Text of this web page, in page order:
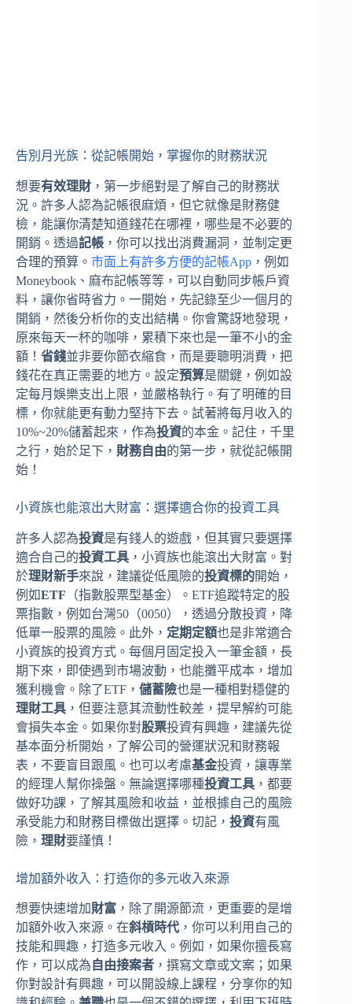
告別月光族：從記帳開始，掌握你的財務狀況
想要有效理財 ，第一步絕對是了解自己的財務狀
況。許多人認為記帳很麻煩，但它就像是財務健
檢，能讓你清楚知道錢花在哪裡，哪些是不必要的
開銷。透過記帳 ，你可以找出消費漏洞，並制定更
合理的預算。 市面上有許多方便的記帳App ，例如
Moneybook、麻布記帳等等，可以自動同步帳戶資
料，讓你省時省力。一開始，先記錄至少一個月的
開銷，然後分析你的支出結構。你會驚訝地發現，
原來每天一杯的咖啡，累積下來也是一筆不小的金
額！ 省錢並非要你節衣縮食，而是要聰明消費，把
錢花在真正需要的地方。設定預算是關鍵，例如設
定每月娛樂支出上限，並嚴格執行。有了明確的目
標，你就能更有動力堅持下去。試著將每月收入的
10%~20%儲蓄起來，作為投資的本金。記住，千里
之行，始於足下， 財務自由的第一步，就從記帳開
始！
小資族也能滾出大財富：選擇適合你的投資工具
許多人認為投資是有錢人的遊戲，但其實只要選擇
適合自己的投資工具 ，小資族也能滾出大財富。對
於理財新手來說，建議從低風險的投資標的開始，
例如ETF （指數股票型基金）。ETF追蹤特定的股
票指數，例如台灣50（0050），透過分散投資，降
低單一股票的風險。此外， 定期定額也是非常適合
小資族的投資方式。每個月固定投入一筆金額，長
期下來，即使遇到市場波動，也能攤平成本，增加
獲利機會。除了ETF， 儲蓄險也是一種相對穩健的
理財工具 ，但要注意其流動性較差，提早解約可能
會損失本金。如果你對股票投資有興趣，建議先從
基本面分析開始，了解公司的營運狀況和財務報
表，不要盲目跟風。也可以考慮基金投資，讓專業
的經理人幫你操盤。無論選擇哪種投資工具 ，都要
做好功課，了解其風險和收益，並根據自己的風險
承受能力和財務目標做出選擇。切記， 投資有風
險， 理財要謹慎！
增加額外收入：打造你的多元收入來源
想要快速增加財富 ，除了開源節流，更重要的是增
加額外收入來源。在斜槓時代，你可以利用自己的
技能和興趣，打造多元收入。例如，如果你擅長寫
作，可以成為 自由接案者 ，撰寫文章或文案；如果
你對設計有興趣，可以開設線上課程，分享你的知